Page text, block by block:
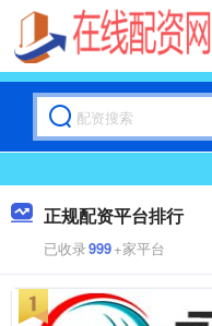
正规配资平台排行
已收录999+家平台